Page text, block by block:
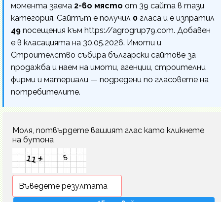
момента заема 2-во място от 39 сайта в тази
категория. Сайтът е получил 0 гласа и е изпратил
49 посещения към https://agrogrup79.com. Добавен
е в класацията на 30.05.2026. Имоти и
Строителство събира български сайтове за
продажба и наем на имоти, агенции, строителни
фирми и материали — подредени по гласовете на
потребителите.
Моля, потвърдете вашият глас като кликнете
на бутона